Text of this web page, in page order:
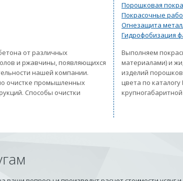
от различных
и ржавчины, появляющихся
нашей компании.
очистке промышленных
Способы очистки
Порошковая
Покрасочные
Огнезащита
Гидрофобизация
Выполняем
материалами) и
изделий
цвета по